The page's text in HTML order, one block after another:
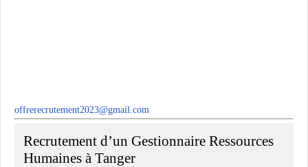
offrerecrutement2023@gmail.com
Recrutement d’un Gestionnaire Ressources
Humaines à Tanger